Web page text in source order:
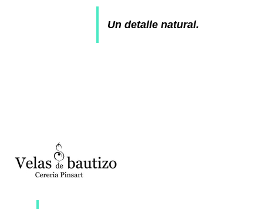
Un detalle natural.